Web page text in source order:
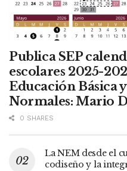
Publica SEP
escolares 2025-
Educación Básica
Normales: Mario
0 SHARES
La NEM desde el
codiseño y la